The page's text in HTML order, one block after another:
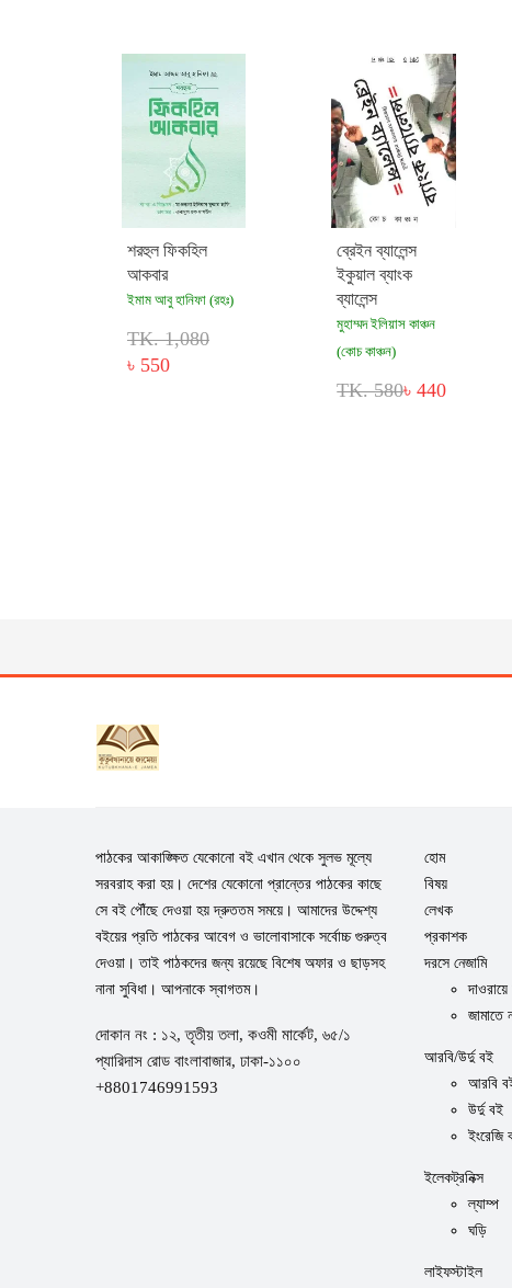
শরহুল ফিকহিল
আকবার
ইমাম আবু হানিফা (রহঃ)
TK. 1,080
৳ 550
ব্রেইন ব্যালেন্স
ইকুয়াল ব্যাংক
ব্যালেন্স
মুহাম্মদ ইলিয়াস কাঞ্চন
(কোচ কাঞ্চন)
TK. 580৳ 440
পাঠকের আকাঙ্ক্ষিত যেকোনো বই এখান থেকে সুলভ মূল্যে
সরবরাহ করা হয়। দেশের যেকোনো প্রান্তের পাঠকের কাছে
সে বই পৌঁছে দেওয়া হয় দ্রুততম সময়ে। আমাদের উদ্দেশ্য
বইয়ের প্রতি পাঠকের আবেগ ও ভালোবাসাকে সর্বোচ্চ গুরুত্ব
দেওয়া। তাই পাঠকদের জন্য রয়েছে বিশেষ অফার ও ছাড়সহ
নানা সুবিধা। আপনাকে স্বাগতম।
দোকান নং : ১২, তৃতীয় তলা, কওমী মার্কেট, ৬৫/১
প্যারিদাস রোড বাংলাবাজার, ঢাকা-১১০০
+8801746991593
হোম
বিষয়
লেখক
প্রকাশক
দরসে নেজামি
দাওরায়ে
জামাতে
আরবি/উর্দু বই
আরবি
উর্দু বই
ইংরেজি
ইলেকট্রনিক্স
ল্যাম্প
ঘড়ি
লাইফস্টাইল